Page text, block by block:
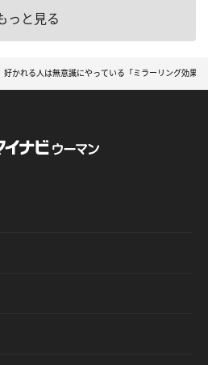
っと見る
好かれる人は無意識にやっている「ミラーリング効果」